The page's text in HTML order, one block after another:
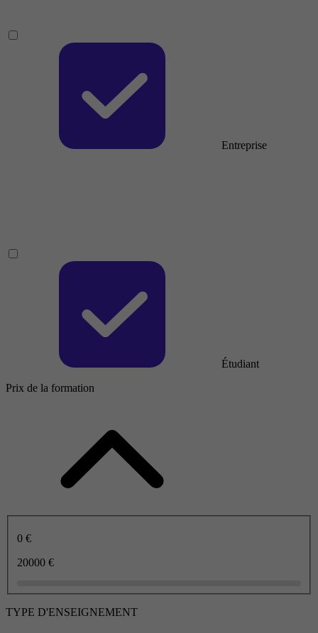
Entreprise
Étudiant
Prix de la formation
0 €
20000 €
TYPE D'ENSEIGNEMENT